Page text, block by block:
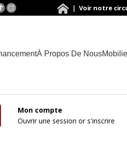
| Voir notre
À Propos De Nous
Mon compte
Ouvrir une session or s'inscrire